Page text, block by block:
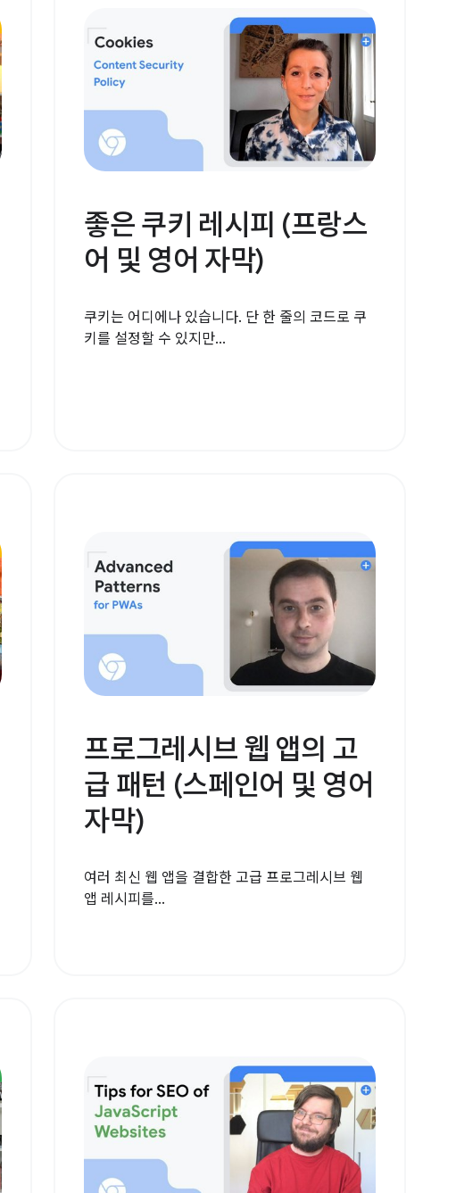
좋은 쿠키 레시피 (프랑스
어 및 영어 자막)
쿠키는 어디에나 있습니다. 단 한 줄의 코드로 쿠
키를 설정할 수 있지만...
프로그레시브 웹 앱의 고
급 패턴 (스페인어 및 영어
자막)
여러 최신 웹 앱을 결합한 고급 프로그레시브 웹
앱 레시피를...